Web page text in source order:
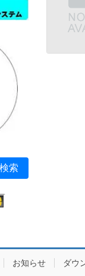
お知らせ ダウ